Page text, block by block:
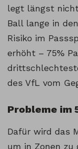
legt längst
Ball lange in
Risiko im
erhöht – 75%
des VfL vom
Probleme im
Dafür wird das
um in Zonen zu